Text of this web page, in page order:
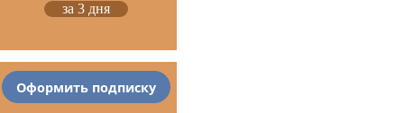
за 3 дня
Оформить подписку